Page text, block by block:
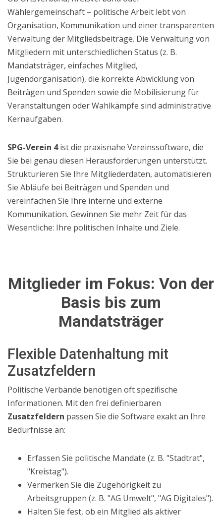
Wählergemeinschaft – politische Arbeit lebt von
Organisation, Kommunikation und einer transparenten
Verwaltung der Mitgliedsbeiträge. Die Verwaltung von
Mitgliedern mit unterschiedlichen Status (z. B.
Mandatsträger, einfaches Mitglied,
Jugendorganisation), die korrekte Abwicklung von
Beiträgen und Spenden sowie die Mobilisierung für
Veranstaltungen oder Wahlkämpfe sind administrative
Kernaufgaben.
SPG-Verein 4ist die praxisnahe Vereinssoftware, die
Sie bei genau diesen Herausforderungen unterstützt.
Strukturieren Sie Ihre Mitgliederdaten, automatisieren
Sie Abläufe bei Beiträgen und Spenden und
vereinfachen Sie Ihre interne und externe
Kommunikation. Gewinnen Sie mehr Zeit für das
Wesentliche: Ihre politischen Inhalte und Ziele.
Mitglieder im Fokus: Von der
Basis bis zum
Mandatsträger
Flexible Datenhaltung mit
Zusatzfeldern
Politische Verbände benötigen oft spezifische
Informationen. Mit den frei definierbaren
Zusatzfeldern passen Sie die Software exakt an Ihre
Bedürfnisse an:
Erfassen Sie politische Mandate (z. B. "Stadtrat",
"Kreistag").
Vermerken Sie die Zugehörigkeit zu
Arbeitsgruppen (z. B. "AG Umwelt", "AG Digitales").
Halten Sie fest, ob ein Mitglied als aktiver